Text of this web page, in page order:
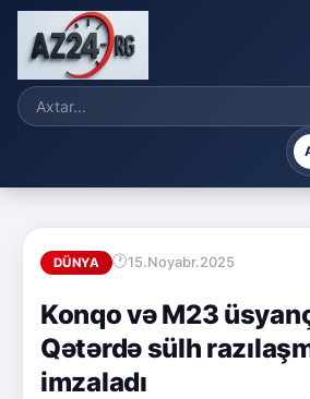
DÜNYA 15.Noyabr.2025
Konqo və M23
Qətərdə sülh
imzaladı